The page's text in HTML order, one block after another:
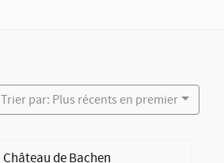
Trier par: Plus récents en premier
Château de Bachen